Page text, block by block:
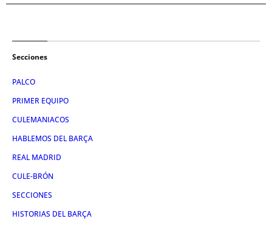
Secciones
PALCO
PRIMER EQUIPO
CULEMANIACOS
HABLEMOS DEL BARÇA
REAL MADRID
CULE-BRÓN
SECCIONES
HISTORIAS DEL BARÇA